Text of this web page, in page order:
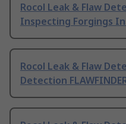
Rocol Leak & Flaw
Inspecting Forgings
Rocol Leak & Flaw
Detection